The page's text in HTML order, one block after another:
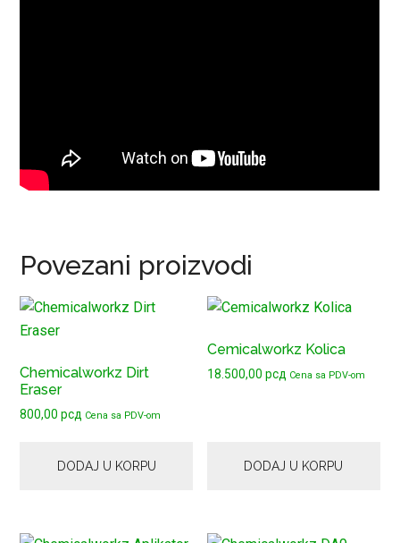
Povezani proizvodi
Chemicalworkz Dirt
Eraser
800,00рсд Cena sa PDV-om
DODAJ U KORPU
Cemicalworkz Kolica
18.500,00рсд Cena sa PDV-om
DODAJ U KORPU